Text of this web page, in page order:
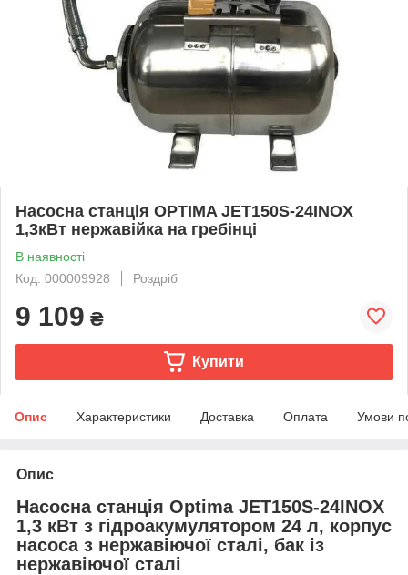
Насосна станція OPTIMA JET150S-24INOX
1,3кВт нержавійка на гребінці
В наявності
Код: 000009928
Роздріб
9 109 ₴
Купити
Опис Характеристики Доставка Оплата Умови
Опис
Насосна станція Optima JET150S-24INOX
1,3 кВт з гідроакумулятором 24 л, корпус
насоса з нержавіючої сталі, бак із
нержавіючої сталі